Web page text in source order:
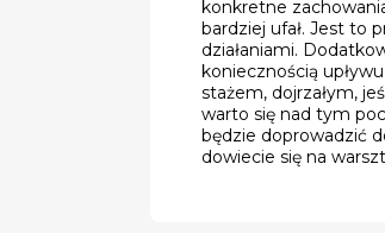
konkretne
bardziej ufał. Jest to
działaniami.
koniecznością
stażem, dojrzałym,
warto się nad tym
będzie doprowadzić
dowiecie się na